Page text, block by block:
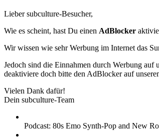
Lieber subculture-Besucher,
Wie es scheint, hast Du einen AdBlocker
Wir wissen wie sehr Werbung im Internet das
Jedoch sind die Einnahmen durch Werbung
deaktiviere doch bitte den AdBlocker auf
Vielen Dank dafür!
Dein subculture-Team
Podcast: 80s Emo Synth-Pop and New